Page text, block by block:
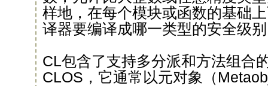
样地，在每个模块或函数的基础
译器要编译成哪一类型的安全级
CL包含了支持多分派和方法组合
CLOS，它通常以元对象（